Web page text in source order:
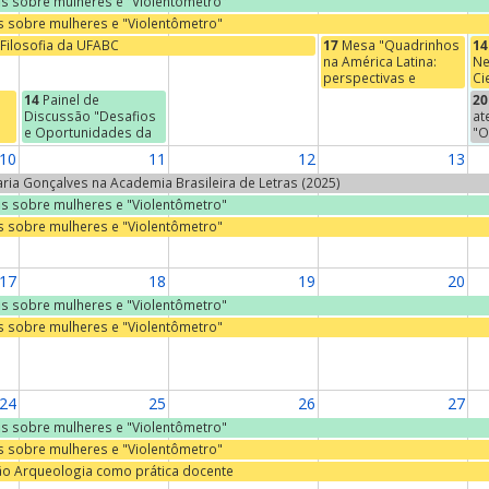
sobre mulheres e "Violentômetro"
da UFABC 17 Mesa "Quadrinhos
na América Latina:
perspectivas e
abordagens"
14
14 Painel de
Discussão "Desafios
e Oportunidades da
Destinação Adequada
de Resíduos Sólidos"
20
10 11 12 13
Gonçalves na Academia Brasileira de Letras (2025)
sobre mulheres e "Violentômetro"
sobre mulheres e "Violentômetro"
17 18 19 20
sobre mulheres e "Violentômetro"
sobre mulheres e "Violentômetro"
24 25 26 27
sobre mulheres e "Violentômetro"
sobre mulheres e "Violentômetro"
Arqueologia como prática docente